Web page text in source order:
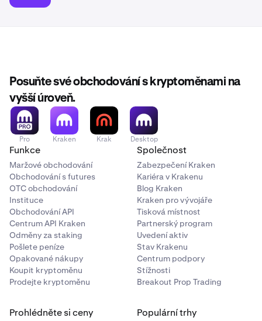
Posuňte své obchodování s kryptoměnami na
vyšší úroveň.
Pro Kraken Krak Desktop
Funkce
Maržové obchodování
Obchodování s futures
OTC obchodování
Instituce
Obchodování API
Centrum API Kraken
Odměny za staking
Pošlete peníze
Opakované nákupy
Koupit kryptoměnu
Prodejte kryptoměnu
Společnost
Zabezpečení Kraken
Kariéra v Krakenu
Blog Kraken
Kraken pro vývojáře
Tisková místnost
Partnerský program
Uvedení aktiv
Stav Krakenu
Centrum podpory
Stížnosti
Breakout Prop Trading
Prohlédněte si ceny Populární trhy